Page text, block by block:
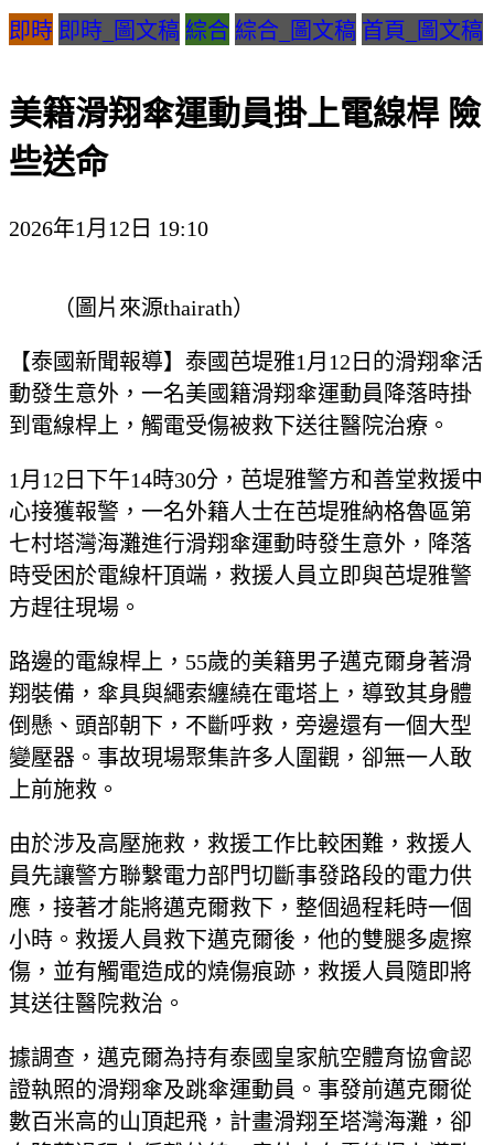
即時 即時_圖文稿 綜合 綜合_圖文稿 首頁_圖文稿
美籍滑翔傘運動員掛上電線桿 險
些送命
2026年1月12日 19:10
（圖片來源thairath）
【泰國新聞報導】泰國芭堤雅1月12日的滑翔傘活
動發生意外，一名美國籍滑翔傘運動員降落時掛
到電線桿上，觸電受傷被救下送往醫院治療。
1月12日下午14時30分，芭堤雅警方和善堂救援中
心接獲報警，一名外籍人士在芭堤雅納格魯區第
七村塔灣海灘進行滑翔傘運動時發生意外，降落
時受困於電線杆頂端，救援人員立即與芭堤雅警
方趕往現場。
路邊的電線桿上，55歲的美籍男子邁克爾身著滑
翔裝備，傘具與繩索纏繞在電塔上，導致其身體
倒懸、頭部朝下，不斷呼救，旁邊還有一個大型
變壓器。事故現場聚集許多人圍觀，卻無一人敢
上前施救。
由於涉及高壓施救，救援工作比較困難，救援人
員先讓警方聯繫電力部門切斷事發路段的電力供
應，接著才能將邁克爾救下，整個過程耗時一個
小時。救援人員救下邁克爾後，他的雙腿多處擦
傷，並有觸電造成的燒傷痕跡，救援人員隨即將
其送往醫院救治。
據調查，邁克爾為持有泰國皇家航空體育協會認
證執照的滑翔傘及跳傘運動員。事發前邁克爾從
數百米高的山頂起飛，計畫滑翔至塔灣海灘，卻